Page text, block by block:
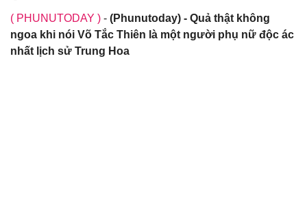
( PHUNUTODAY ) - (Phunutoday) - Quả thật không
ngoa khi nói Võ Tắc Thiên là một người phụ nữ độc ác
nhất lịch sử Trung Hoa